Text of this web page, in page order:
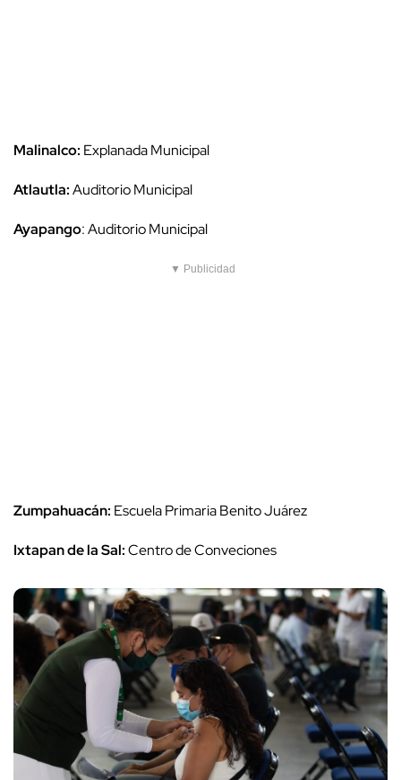
Malinalco: Explanada Municipal
Atlautla:Auditorio Municipal
Ayapango: Auditorio Municipal
▼ Publicidad
Zumpahuacán: Escuela Primaria Benito Juárez
Ixtapan de la Sal:Centro de Conveciones